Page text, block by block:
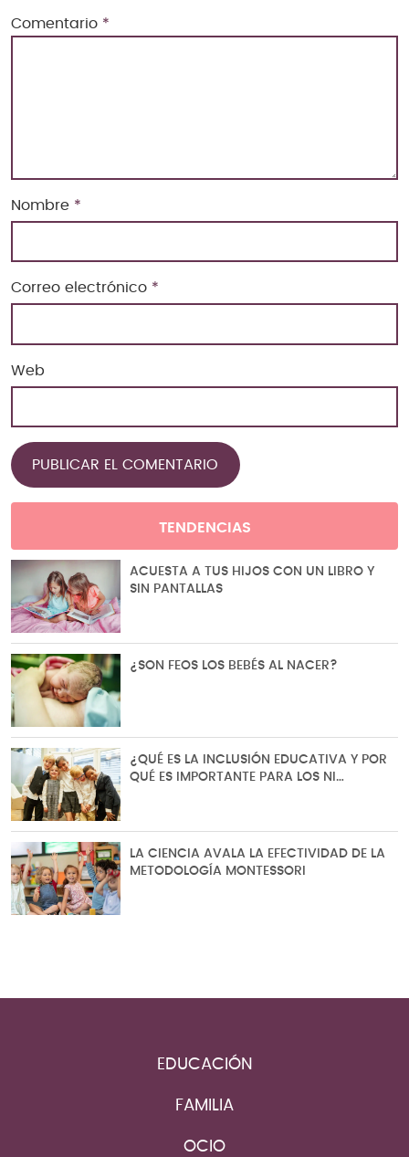
Comentario *
Nombre *
Correo electrónico *
Web
TENDENCIAS
ACUESTA A TUS HIJOS CON UN LIBRO Y
SIN PANTALLAS
¿SON FEOS LOS BEBÉS AL NACER?
¿QUÉ ES LA INCLUSIÓN EDUCATIVA Y POR
QUÉ ES IMPORTANTE PARA LOS NI…
LA CIENCIA AVALA LA EFECTIVIDAD DE LA
METODOLOGÍA MONTESSORI
EDUCACIÓN
FAMILIA
OCIO